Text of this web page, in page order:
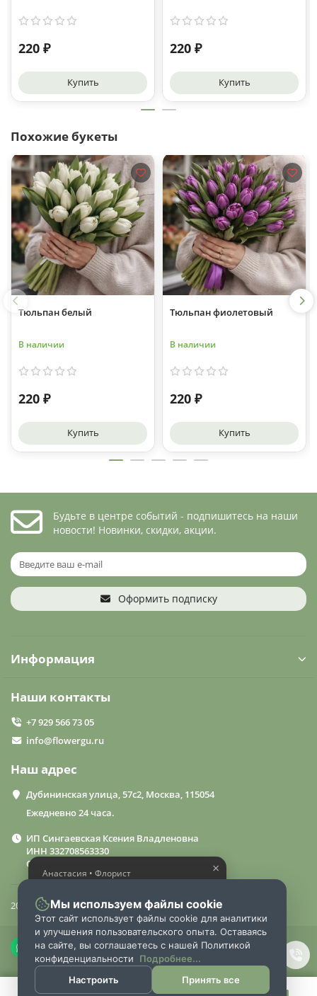
220 ₽
Купить
220 ₽
Купить
Похожие букеты
Тюльпан белый
В наличии
220 ₽
Купить
Тюльпан фиолетовый
В наличии
220 ₽
Купить
Будьте в центре событий - подпишитесь на наши
новости! Новинки, скидки, акции.
Оформить подписку
Информация
Наши контакты
+7 929 566 73 05
info@flowergu.ru
Наш адрес
Дубининская улица, 57с2, Москва, 115054
Ежедневно 24 часа.
ИП Сингаевская Ксения Владленовна
ИНН 332708563330
ОГРН 310332714600015
2024 «FlowerGuru»
×
Анастасия • Флорист
букет
Мы используем файлы cookie
Этот сайт использует файлы cookie для аналитики
и улучшения пользовательского опыта. Оставаясь
на сайте, вы соглашаетесь с нашей Политикой
конфиденциальности
Подробнее...
Настроить
Принять все